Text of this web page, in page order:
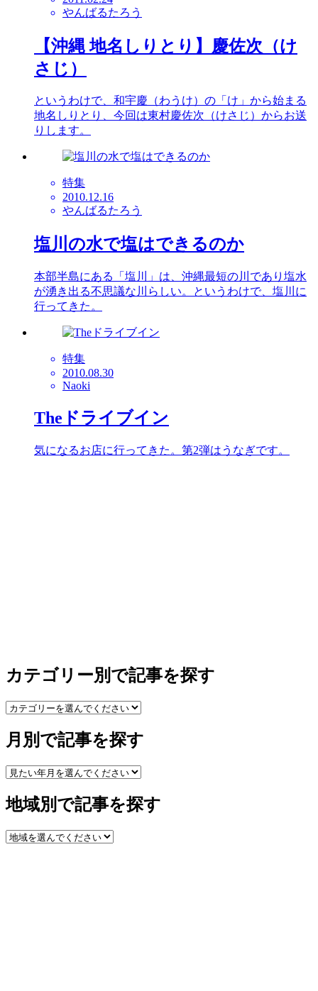
やんばるたろう
【沖縄 地名しりとり】慶佐次（け
さじ）
というわけで、和宇慶（わうけ）の「け」から始まる
地名しりとり、今回は東村慶佐次（けさじ）からお送
りします。
特集
2010.12.16
やんばるたろう
塩川の水で塩はできるのか
本部半島にある「塩川」は、沖縄最短の川であり塩水
が湧き出る不思議な川らしい。というわけで、塩川に
行ってきた。
特集
2010.08.30
Naoki
Theドライブイン
気になるお店に行ってきた。第2弾はうなぎです。
カテゴリー別で記事を探す
月別で記事を探す
地域別で記事を探す